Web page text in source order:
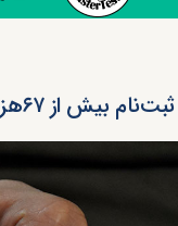
ثبت‌نام بیش از ۶۷هزار نفر در آزمون کارشناسی ارشد ۱۳۹۶